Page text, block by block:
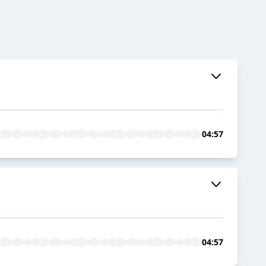
04:57
04:57